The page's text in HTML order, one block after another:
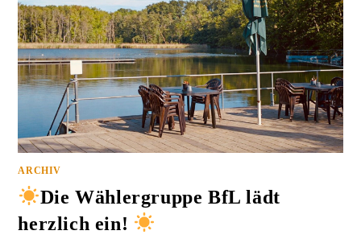
ARCHIV
Die Wählergruppe BfL lädt
herzlich ein!